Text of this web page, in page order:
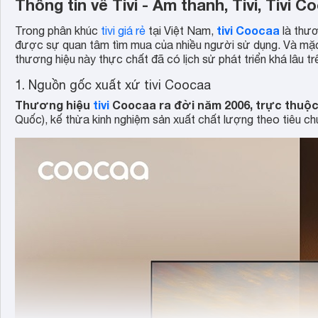
Thông tin về Tivi - Âm thanh, Tivi, Tivi
Trong phân khúc tivi giá rẻ tại Việt Nam, tivi Coocaa là
được sự quan tâm tìm mua của nhiều người sử dụng. Và
thương hiệu này thực chất đã có lịch sử phát triển khá lâu
1. Nguồn gốc xuất xứ tivi Coocaa
Thương hiệu tivi Coocaa ra đời năm 2006, trực
Quốc), kế thừa kinh nghiệm sản xuất chất lượng theo tiêu